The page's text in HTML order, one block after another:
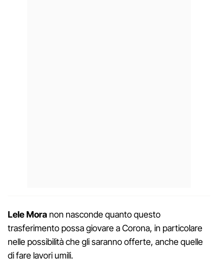
Lele Mora non nasconde quanto questo
trasferimento possa giovare a Corona, in particolare
nelle possibilità che gli saranno offerte, anche quelle
di fare lavori umili.